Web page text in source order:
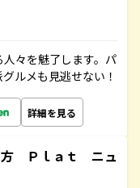
々を魅了します。パ
ルメも見逃せない！
詳細を見る
Ｐｌａｔ ニュ